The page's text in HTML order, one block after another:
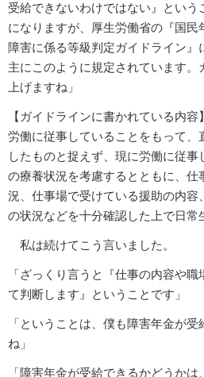
受給できないわけではない』とい
になりますが、厚生労働省の『国
障害に係る等級判定ガイドライン
主にこのように規定されています。
上げますね」
【ガイドラインに書かれている内容】
労働に従事していることをもって、
したものと捉えず、現に労働に従
の療養状況を考慮するとともに、仕
況、仕事場で受けている援助の内容
の状況などを十分確認した上で日常
私は続けてこう言いました。
「ざっくり言うと『仕事の内容や
て判断します』ということです」
「ということは、僕も障害年金が
ね」
「障害年金が受給できるかどうか